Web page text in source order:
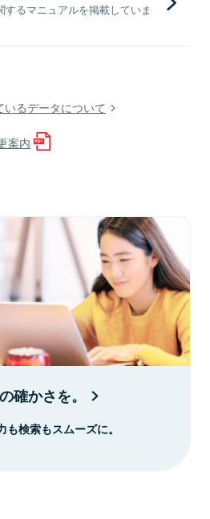
るマニュアルを掲載していま
るデータについて
案内
確かさを。
検索もスムーズに。